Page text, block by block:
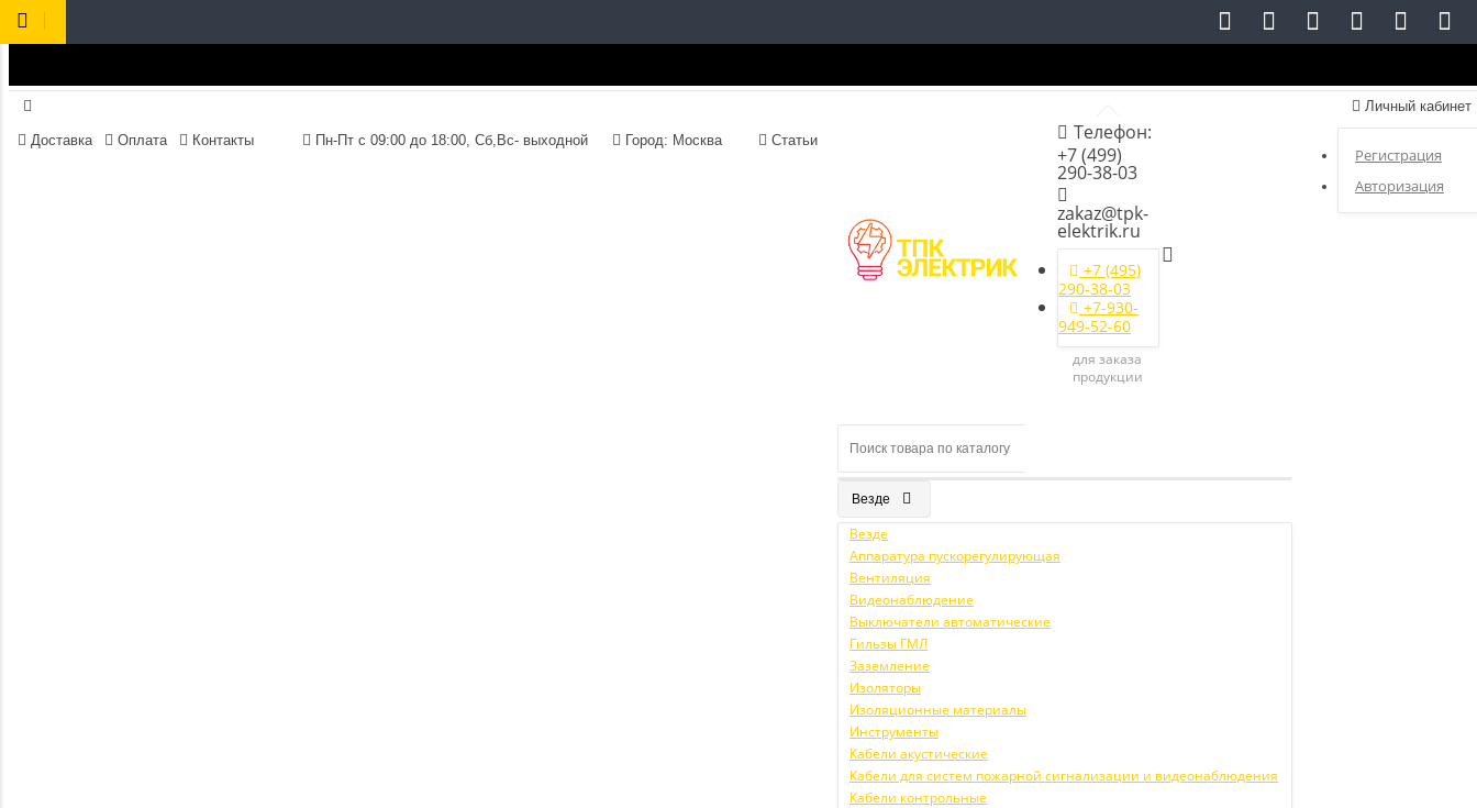
Доставка Оплата Контакты Пн-Пт с 09:00 до 18:00, Сб,Вс- выходной Город: Москва Статьи
Личный кабинет
Регистрация
Авторизация
Телефон:
+7 (499)
290-38-03
zakaz@tpk-
elektrik.ru
+7 (495)
290-38-03
+7-930-
949-52-60
для заказа
продукции
Везде
Везде
Аппаратура пускорегулирующая
Вентиляция
Видеонаблюдение
Выключатели автоматические
Гильзы ГМЛ
Заземление
Изоляторы
Изоляционные материалы
Инструменты
Кабели акустические
Кабели для систем пожарной сигнализации и видеонаблюдения
Кабели контрольные